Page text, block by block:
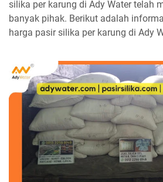
silika per karung di Ady Water telah
banyak pihak. Berikut adalah
harga pasir silika per karung di Ady